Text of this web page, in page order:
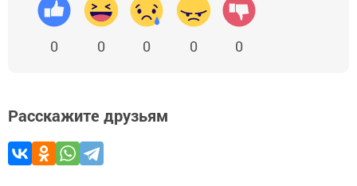
0 0 0 0 0
Расскажите друзьям